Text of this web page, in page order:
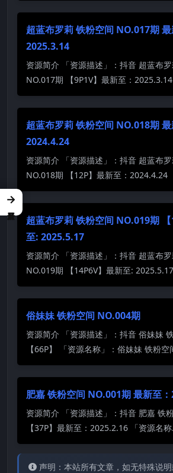
超蓝布罗莉 铁粉空间 NO.017期 最
2025.3.14
资源简介 「资源描述」：抖音 超蓝布
NO.017期 【9P1V】最新至：
超蓝布罗莉 铁粉空间 NO.018期 最
2024.4.24
资源简介 「资源描述」：抖音 超蓝布
NO.018期 【12P】最新至：2024.4.24
超蓝布罗莉 铁粉空间 NO.019期
至: 2025.5.17
资源简介 「资源描述」：抖音 超蓝布
NO.019期 【14P6V】最新至:
俗妹妹 铁粉空间 NO.004期
资源简介 「资源描述」：抖音 俗妹妹
【66P】 「资源名称」：俗妹妹 铁粉空
肥嘉 铁粉空间 NO.001期 最新至
资源简介 「资源描述」：抖音 肥嘉 铁
【37P】最新至：2025.2.16 「资源名
声明：本站所有文章，如无特殊说
→